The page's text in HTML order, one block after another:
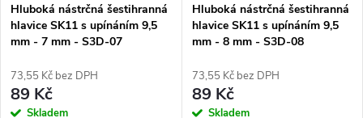
Hluboká nástrčná šestihranná
hlavice SK11 s upínáním 9,5
mm - 7 mm - S3D-07
73,55 Kč bez DPH
89 Kč
Skladem
Hluboká nástrčná šestihranná
hlavice SK11 s upínáním 9,5
mm - 8 mm - S3D-08
73,55 Kč bez DPH
89 Kč
Skladem